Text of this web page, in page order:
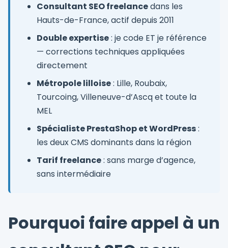
Consultant SEO freelancedans les
Hauts-de-France, actif depuis 2011
Double expertise: je code ET je référence
— corrections techniques appliquées
directement
Métropole lilloise: Lille, Roubaix,
Tourcoing, Villeneuve-d’Ascq et toute la
MEL
Spécialiste PrestaShop et WordPress:
les deux CMS dominants dans la région
Tarif freelance: sans marge d’agence,
sans intermédiaire
Pourquoi faire appel à un